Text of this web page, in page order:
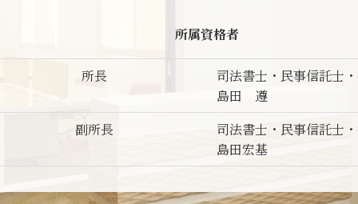
所属資格者
所長
司法書士・民事信託士
島田 遵
副所長
司法書士・民事信託士
島田宏基